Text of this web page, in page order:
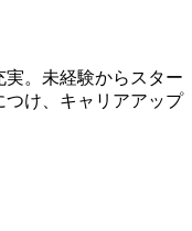
。未経験からスター
つけ、キャリアアップ